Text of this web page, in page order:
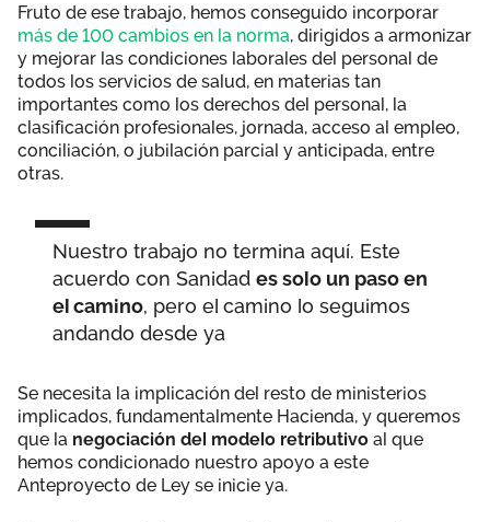
Fruto de ese trabajo, hemos conseguido incorporar
más de 100 cambios en la norma, dirigidos a armonizar
y mejorar las condiciones laborales del personal de
todos los servicios de salud, en materias tan
importantes como los derechos del personal, la
clasificación profesionales, jornada, acceso al empleo,
conciliación, o jubilación parcial y anticipada, entre
otras.
Nuestro trabajo no termina aquí. Este
acuerdo con Sanidad es solo un paso en
el camino, pero el camino lo seguimos
andando desde ya
Se necesita la implicación del resto de ministerios
implicados, fundamentalmente Hacienda, y queremos
que la negociación del modelo retributivo al que
hemos condicionado nuestro apoyo a este
Anteproyecto de Ley se inicie ya.